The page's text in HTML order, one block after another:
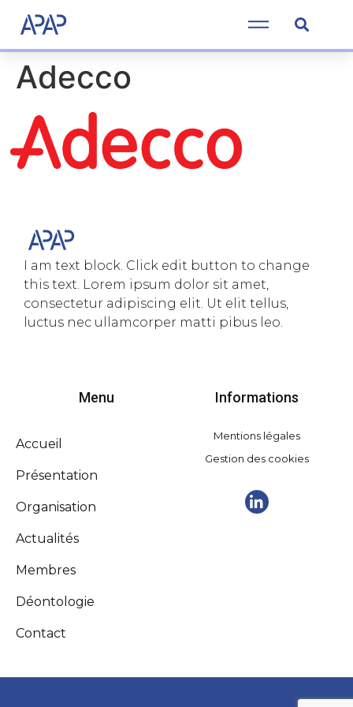
Adecco
I am text block. Click edit button to change
this text. Lorem ipsum dolor sit amet,
consectetur adipiscing elit. Ut elit tellus,
luctus nec ullamcorper matti pibus leo.
Menu
Accueil
Présentation
Organisation
Actualités
Membres
Déontologie
Contact
Informations
Mentions légales
Gestion des cookies